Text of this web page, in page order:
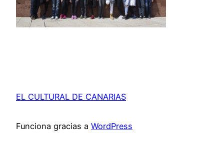
EL CULTURAL DE CANARIAS
Funciona gracias a WordPress